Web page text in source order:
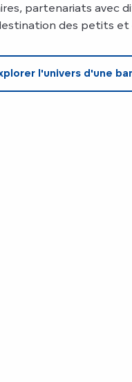
partenariats avec
des petits et
l'univers d'une